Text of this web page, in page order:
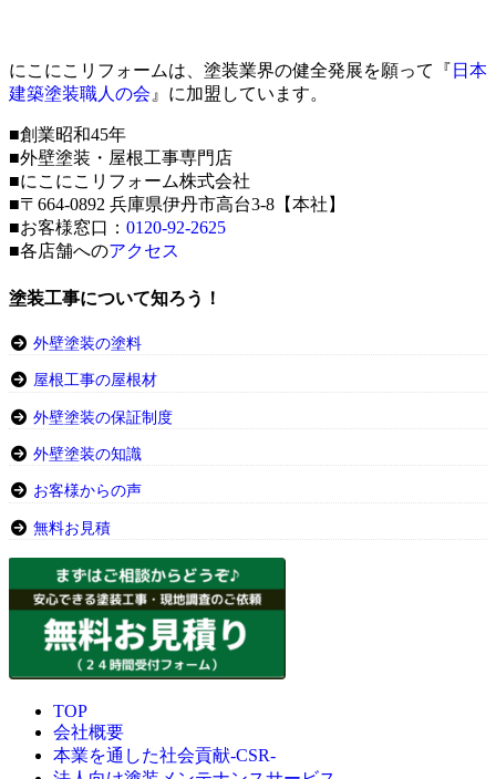
にこにこリフォームは、塗装業界の健全発展を願って『 日本
建築塗装職人の会 』に加盟しています。
■創業昭和45年
■外壁塗装・屋根工事専門店
■にこにこリフォーム株式会社
■〒664-0892 兵庫県伊丹市高台3-8【本社】
■お客様窓口： 0120-92-2625
■各店舗へのアクセス
塗装工事について知ろう！
外壁塗装の塗料
屋根工事の屋根材
外壁塗装の保証制度
外壁塗装の知識
お客様からの声
無料お見積
TOP
会社概要
本業を通した社会貢献-CSR-